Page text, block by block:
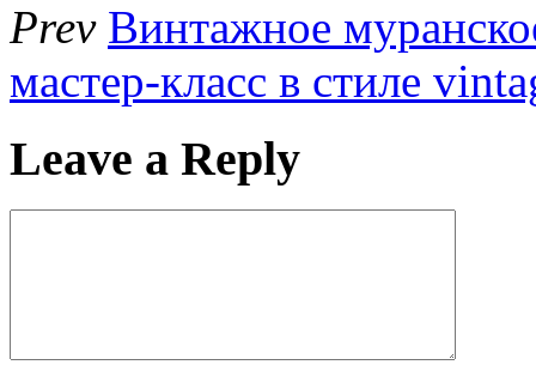
Prev Винтажное
мастер-класс в стиле
Leave a Reply